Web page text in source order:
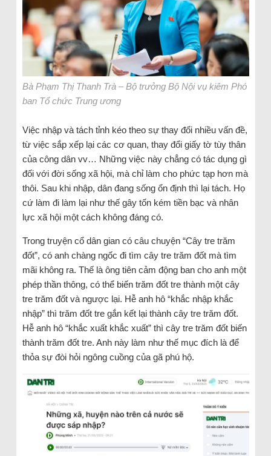
Bà Phạm Thị Thanh Trà – Bộ trưởng Bộ Nội vụ kiêm Phó
ban Tổ chức Trung ương
Việc nhập và tách tỉnh kéo theo sự thay đổi nhiều vấn đề,
từ việc sắp xếp lại các cơ quan, thay đổi giấy tờ tùy thân
của công dân vv… Những việc này chẳng có tác dụng gì
đối với đời sống xã hội, mà chỉ làm cho phức tạp hơn mà
thôi. Sau khi nhập, dân đang sống ổn định thì lại tách. Họ
cứ làm đi làm lại như thế gây tốn kém tiền bạc và nhân
lực xã hội một cách không đáng có.
Trong truyện cổ dân gian có câu chuyện “Cây tre trăm
đốt”, có anh chàng ngốc đi tìm cây tre trăm đốt mà tìm
mãi không ra. Thế là ông tiên cảm động ban cho anh một
phép thần thông, có thể biến trăm đốt tre thành một cây
tre trăm đốt và ngược lại. Hễ anh hô “khắc nhập khắc
nhập” thì trăm đốt tre gắn kết lại thành cây tre trăm đốt.
Hễ anh hô “khắc xuất khắc xuất” thì cây tre trăm đốt biến
thành trăm đốt tre. Anh này làm như thế mục đích là để
thỏa sự đòi hỏi ngông cuồng của gã phú hộ.